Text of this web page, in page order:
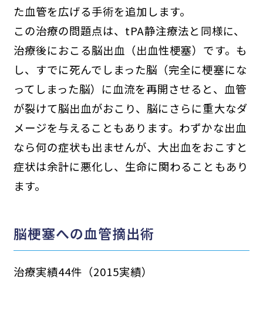
た血管を広げる手術を追加します。
この治療の問題点は、tPA静注療法と同様に、
治療後におこる脳出血（出血性梗塞）です。も
し、すでに死んでしまった脳（完全に梗塞にな
ってしまった脳）に血流を再開させると、血管
が裂けて脳出血がおこり、脳にさらに重大なダ
メージを与えることもあります。わずかな出血
なら何の症状も出ませんが、大出血をおこすと
症状は余計に悪化し、生命に関わることもあり
ます。
脳梗塞への血管摘出術
治療実績44件（2015実績）